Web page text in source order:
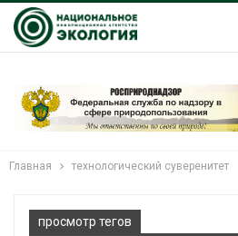
Главная технологический суверенитет
просмотр тегов